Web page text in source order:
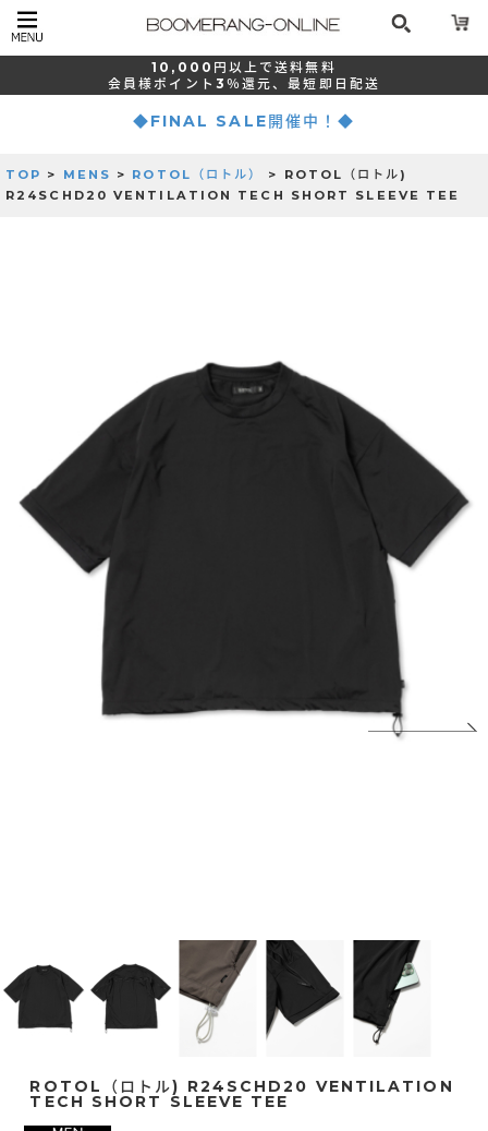
10,000 円以上で送料無料
会員様ポイント 3％還元、最短 即日配送
◆FINAL SALE開催中！◆
TOP > MENS > ROTOL（ロトル）
> ROTOL（ロトル)
R24SCHD20 VENTILATION TECH SHORT SLEEVE TEE
ROTOL（ロトル) R24SCHD20 VENTILATION
TECH SHORT SLEEVE TEE